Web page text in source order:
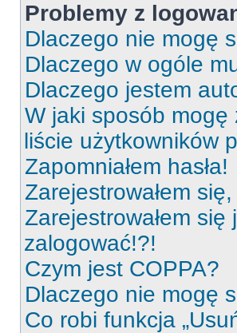
Problemy z
Dlaczego nie mogę
Dlaczego w ogóle
Dlaczego jestem
W jaki sposób
liście użytkowników
Zapomniałem hasła!
Zarejestrowałem
Zarejestrowałem
zalogować!?!
Czym jest COPPA?
Dlaczego nie mogę
Co robi funkcja